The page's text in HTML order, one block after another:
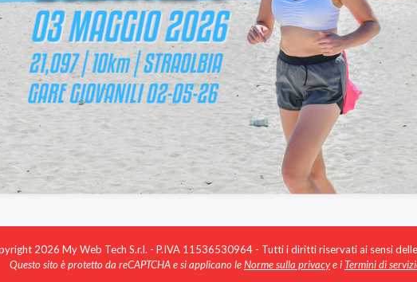
2026 My Web Tech S.r.l. - P.IVA 11536530964 - Tutti i diritti riservati ai sensi
Questo sito è protetto da reCAPTCHA e si applicano leNorme sulla privacye iTermini di